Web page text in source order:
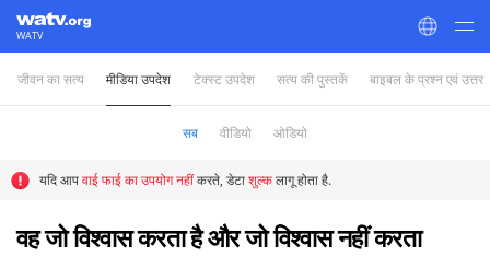
WATV
World Mission Society Church of God
जीवन का सत्य मीडिया उपदेश टेक्स्ट उपदेश सत्य की पुस्तकें बाइबल के प्रश्न एवं उत्तर
सब वीडियो ओडियो
यदि आपवाई फाई का उपयोग नहींकरते, डेटाशुल्कलागू होता है.
वह जो विश्वास करता है और जो विश्वास नहीं करता